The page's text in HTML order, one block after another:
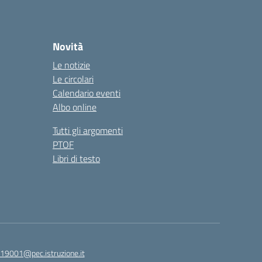
Novità
Le notizie
Le circolari
Calendario eventi
Albo online
Tutti gli argomenti
PTOF
Libri di testo